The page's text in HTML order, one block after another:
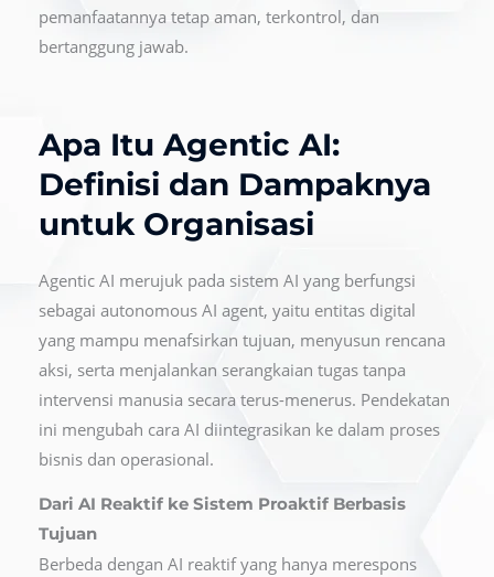
pemanfaatannya tetap aman, terkontrol, dan
bertanggung jawab.
Apa Itu Agentic AI:
Definisi dan Dampaknya
untuk Organisasi
Agentic AI merujuk pada sistem AI yang berfungsi
sebagai autonomous AI agent, yaitu entitas digital
yang mampu menafsirkan tujuan, menyusun rencana
aksi, serta menjalankan serangkaian tugas tanpa
intervensi manusia secara terus-menerus. Pendekatan
ini mengubah cara AI diintegrasikan ke dalam proses
bisnis dan operasional.
Dari AI Reaktif ke Sistem Proaktif Berbasis
Tujuan
Berbeda dengan AI reaktif yang hanya merespons